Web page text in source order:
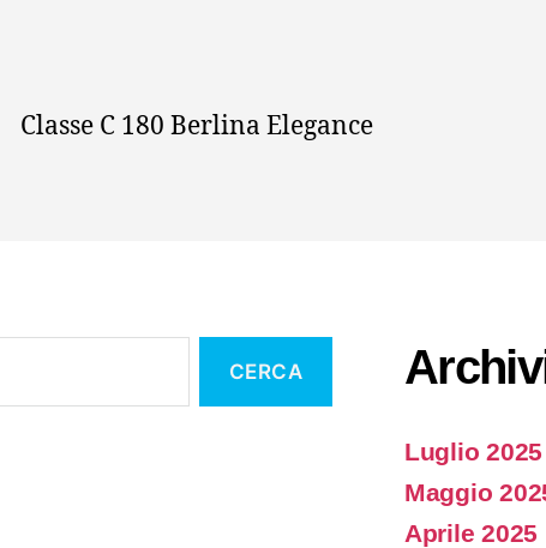
Classe C 180 Berlina Elegance
Luglio 2025
Maggio
Aprile 2025